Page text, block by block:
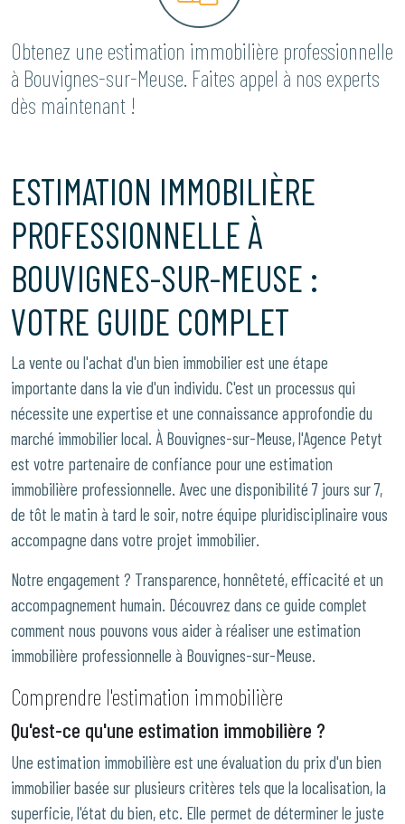
Obtenez une estimation immobilière professionnelle
à Bouvignes-sur-Meuse. Faites appel à nos experts
dès maintenant !
ESTIMATION IMMOBILIÈRE
PROFESSIONNELLE À
BOUVIGNES-SUR-MEUSE :
VOTRE GUIDE COMPLET
La vente ou l'achat d'un bien immobilier est une étape
importante dans la vie d'un individu. C'est un processus qui
nécessite une expertise et une connaissance approfondie du
marché immobilier local. À Bouvignes-sur-Meuse, l'Agence Petyt
est votre partenaire de confiance pour une estimation
immobilière professionnelle. Avec une disponibilité 7 jours sur 7,
de tôt le matin à tard le soir, notre équipe pluridisciplinaire vous
accompagne dans votre projet immobilier.
Notre engagement ? Transparence, honnêteté, efficacité et un
accompagnement humain. Découvrez dans ce guide complet
comment nous pouvons vous aider à réaliser une estimation
immobilière professionnelle à Bouvignes-sur-Meuse.
Comprendre l'estimation immobilière
Qu'est-ce qu'une estimation immobilière ?
Une estimation immobilière est une évaluation du prix d'un bien
immobilier basée sur plusieurs critères tels que la localisation, la
superficie, l'état du bien, etc. Elle permet de déterminer le juste